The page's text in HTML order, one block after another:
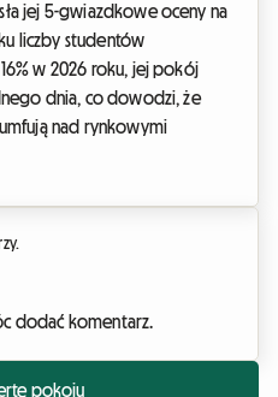
jej 5-gwiazdkowe oceny na
liczby studentów
w 2026 roku, jej pokój
dnia, co dowodzi, że
nad rynkowymi
dodać komentarz.
pokoju